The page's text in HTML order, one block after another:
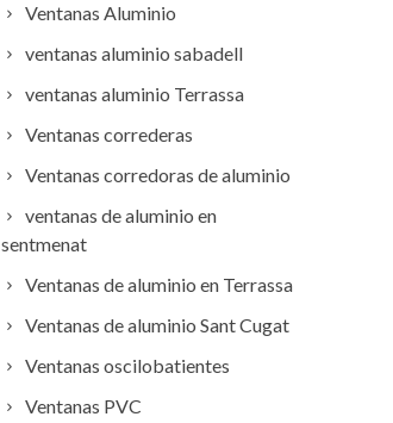
Ventanas Aluminio
ventanas aluminio sabadell
ventanas aluminio Terrassa
Ventanas correderas
Ventanas corredoras de aluminio
ventanas de aluminio en
sentmenat
Ventanas de aluminio en Terrassa
Ventanas de aluminio Sant Cugat
Ventanas oscilobatientes
Ventanas PVC